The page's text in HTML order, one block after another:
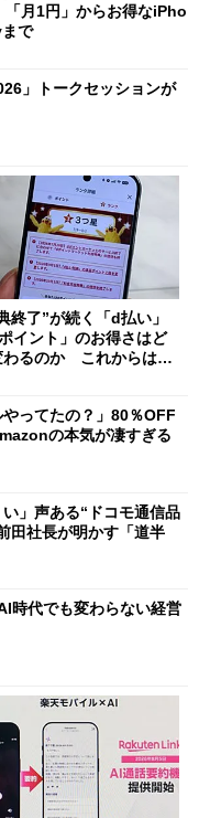
「月1円」からお得なiPho
で
」トークセッションが
終了”が続く「d払い」
ポイント」のお得さはど
わるのか これからは
やってたの？」80％OFF
の本気が凄すぎる
」声ある“ドコモ通信品
社長が明かす「道半
時代でも変わらない経営